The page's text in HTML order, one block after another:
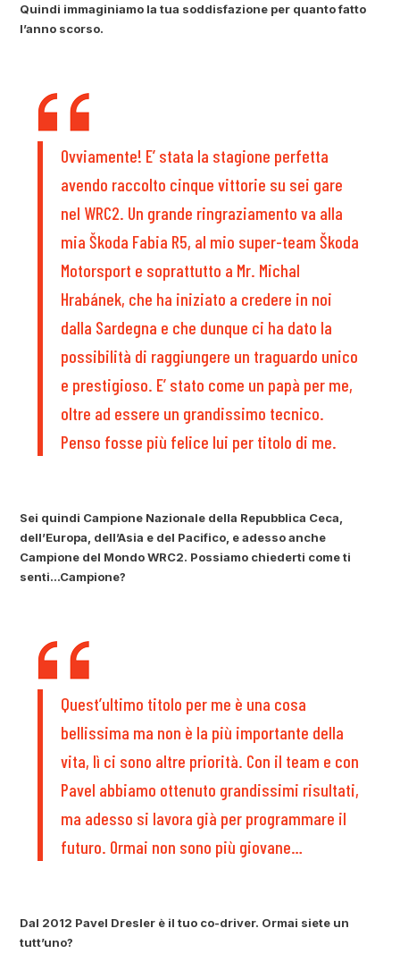
Quindi immaginiamo la tua soddisfazione per quanto fatto
l’anno scorso.
Ovviamente! E’ stata la stagione perfetta
avendo raccolto cinque vittorie su sei gare
nel WRC2. Un grande ringraziamento va alla
mia Škoda Fabia R5, al mio super-team Škoda
Motorsport e soprattutto a Mr. Michal
Hrabánek, che ha iniziato a credere in noi
dalla Sardegna e che dunque ci ha dato la
possibilità di raggiungere un traguardo unico
e prestigioso. E’ stato come un papà per me,
oltre ad essere un grandissimo tecnico.
Penso fosse più felice lui per titolo di me.
Sei quindi Campione Nazionale della Repubblica Ceca,
dell’Europa, dell’Asia e del Pacifico, e adesso anche
Campione del Mondo WRC2. Possiamo chiederti come ti
senti…Campione?
Quest’ultimo titolo per me è una cosa
bellissima ma non è la più importante della
vita, lì ci sono altre priorità. Con il team e con
Pavel abbiamo ottenuto grandissimi risultati,
ma adesso si lavora già per programmare il
futuro. Ormai non sono più giovane…
Dal 2012 Pavel Dresler è il tuo co-driver. Ormai siete un
tutt’uno?